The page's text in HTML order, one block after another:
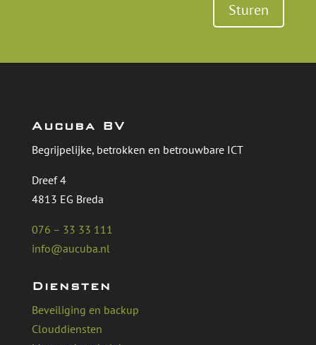
Sturen
Aucuba BV
Begrijpelijke, betrokken en betrouwbare ICT
Dreef 4
4813 EG Breda
076 – 33 33 111
info@aucuba.nl
Diensten
Beveiliging en backup
Clouddiensten